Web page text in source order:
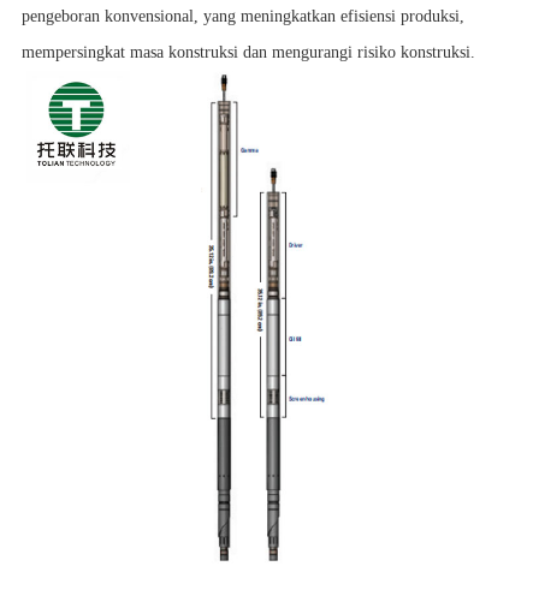
pengeboran konvensional, yang meningkatkan efisiensi produksi,
mempersingkat masa konstruksi dan mengurangi risiko konstruksi.